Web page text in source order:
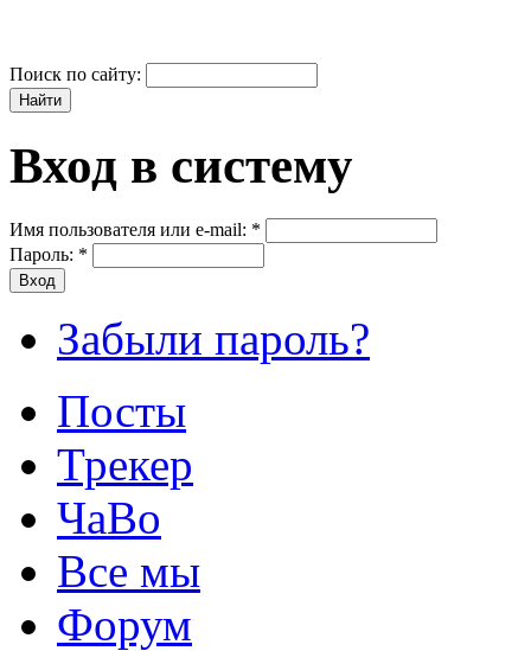
Поиск по сайту:
Вход в систему
Имя пользователя или e-mail: *
Пароль: *
Забыли пароль?
Посты
Трекер
ЧаВо
Все мы
Форум